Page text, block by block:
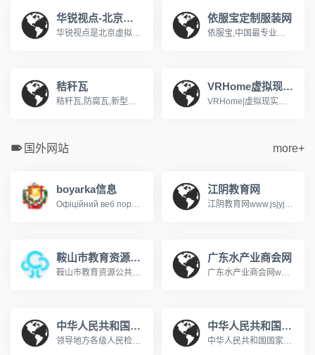
华锐视点-北京虚拟现实内容提供商
华锐视点是北京虚拟现实内容提供商！主营业务是为政府单位和民营企业提供专业的虚拟现实解决方案，包括：智慧城市综合解决方案、商业地产虚拟仿真系统、展览展示、城市规划、数字沙盘、城市应用、三维动画、工业流程模拟、Ipad售楼系统、景区三维展示、工业控制、网络三维展馆、三维培训课件、水利电力GIS系统等 。www.vrnew.com
依服宝定制服装网
依服宝,中国最专业的服装定制网站,公司专注于企业团体服装定制、服装定做,服装定制厂家依服宝,能够提供服装定做一站式服务,依服宝服装定制咨询热线400-180-6688!www.efubao.com
秸秆瓦
秸秆瓦,防腐瓦,新型屋面瓦生产厂家,电话:13965951661,传树建材,10年新型屋面瓦研发,生产经验,秸秆瓦,防腐瓦是传统屋面瓦升级换代的新型屋面瓦.公司热线：400-887-1528
VRHome虚拟现实家装网
VRHome|虚拟现实家装,是一款国内超真实的虚拟现实家装平台,为用户免费提供超真实360度沉浸式虚拟家装方案体验。vrjiazhuang.com
国外网站 more+
boyarka信息
Офіційний веб портал Боярської міської ради
江阴教育网
江阴教育网www.jsjyjy.net江阴市招生考试信息查询系统http://221.228.70.49:8050/user/index.jsp
鞍山市教育资源公共服务平台
鞍山市教育资源公共服务平台www.aseduzy.com鞍山市教育资源公共服务平台是专门服务于鞍山市教育资源公共服务平台教育信息化的网站,网站向教师、学生、家长提供个人空间服务。主要提供集体备课、评课议课,课题研究,在线训练、在线题库,在线作业等教研、教学应用,在教育信息化服务行业中处于领先地位。
广东水产业商会网
广东水产业商会网www.gdapbf.com
中华人民共和国最高人民检察院
领导地方各级人民检察院和专门人民检察院依法履行法律监督职能。
中华人民共和国国家人口和计划生育委员会
中华人民共和国国家人口和计划生育委员会是中华人民共和国国务院组成部门。2003年3月，经第十届全国人大第一次会议决定，在国务院行政管理体制和机构改革中，将原国家计划生育委员会更名为国家人口和计划生育委员会。国家人口计生委承担着执行国家的人口和计划生育政策。